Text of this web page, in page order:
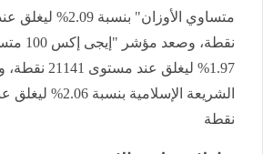
نقطة،
1.97% ليغلق عند
نقطة